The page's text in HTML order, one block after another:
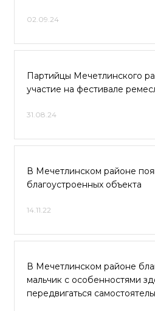
02.09.24
Партийцы Мечетлинского
участие на фестивале
31.08.24
В Мечетлинском районе
благоустроенных объекта
14.11.22
В Мечетлинском районе
мальчик с особенностями
передвигаться